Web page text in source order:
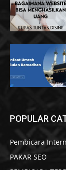
POPULAR
Pembicara
PAKAR SEO